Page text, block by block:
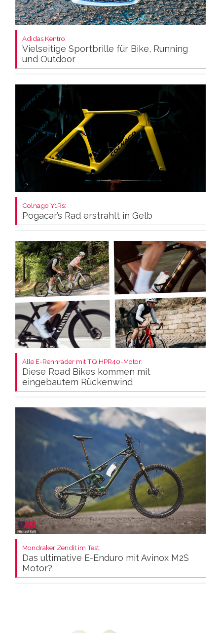
Adidas Kentro:
Vielseitige Sportbrille für Bike, Running
und Outdoor
Colnago Y1Rs:
Pogacar’s Rad erstrahlt in Gelb
Alle E-Rennräder mit TQ HPR40-Motor:
Diese Road Bikes kommen mit
eingebautem Rückenwind
Mondraker Zendit im Test:
Das ultimative E-Enduro mit Avinox M2S
Motor?